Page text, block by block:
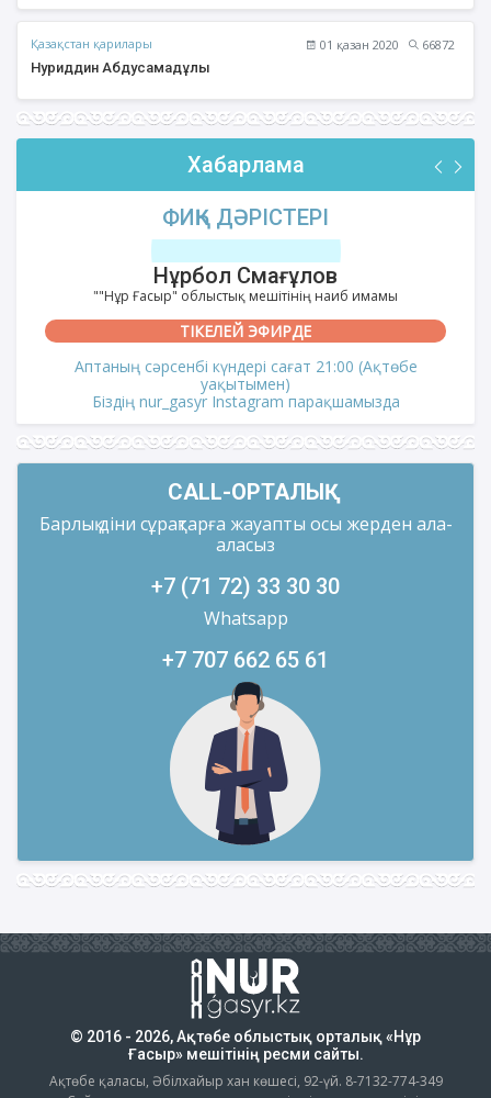
Қазақстан қарилары 01 қазан 2020
66872
Нуриддин Абдусамадұлы
Хабарлама
ФИҚҺ ДӘРІСТЕРІ
Нұрбол Смағұлов
""Нұр Ғасыр" облыстық мешітінің наиб имамы
ТІКЕЛЕЙ ЭФИРДЕ
Аптаның сәрсенбі күндері сағат 21:00 (Ақтөбе
уақытымен)
Біздің nur_gasyr Instagram парақшамызда
CALL-ОРТАЛЫҚ
Барлық діни сұрақтарға жауапты осы жерден ала-
аласыз
+7 (71 72) 33 30 30
Whatsapp
+7 707 662 65 61
© 2016 - 2026, Ақтөбе облыстық орталық «Нұр
Ғасыр» мешітінің ресми сайты.
Ақтөбе қаласы, Әбілхайыр хан көшесі, 92-үй. 8-7132-774-349